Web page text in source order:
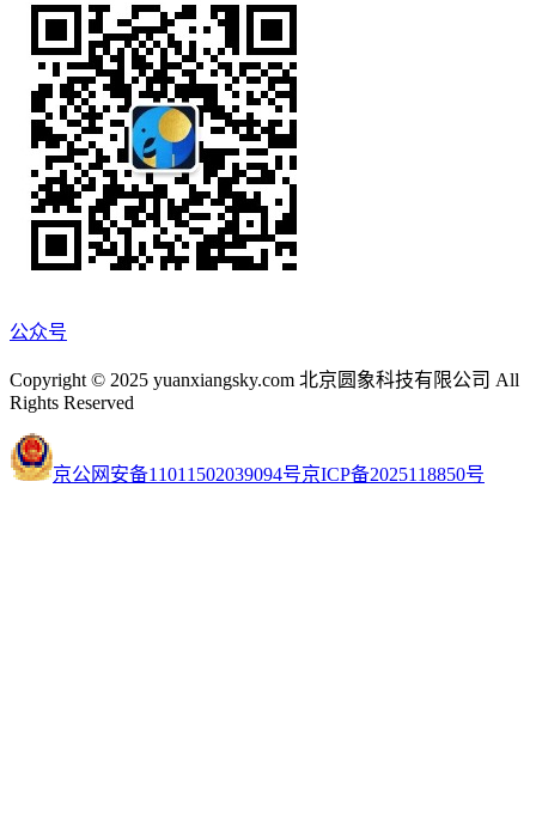
公众号
Copyright © 2025 yuanxiangsky.com 北京圆象科技有限公司 All
Rights Reserved
京公网安备11011502039094号京ICP备2025118850号